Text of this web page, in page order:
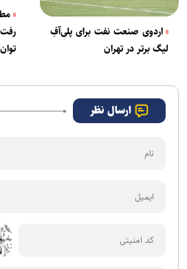
اردوی صنعت نفت برای پلی‌آفِ
لیگ برتر در تهران
ارسال نظر